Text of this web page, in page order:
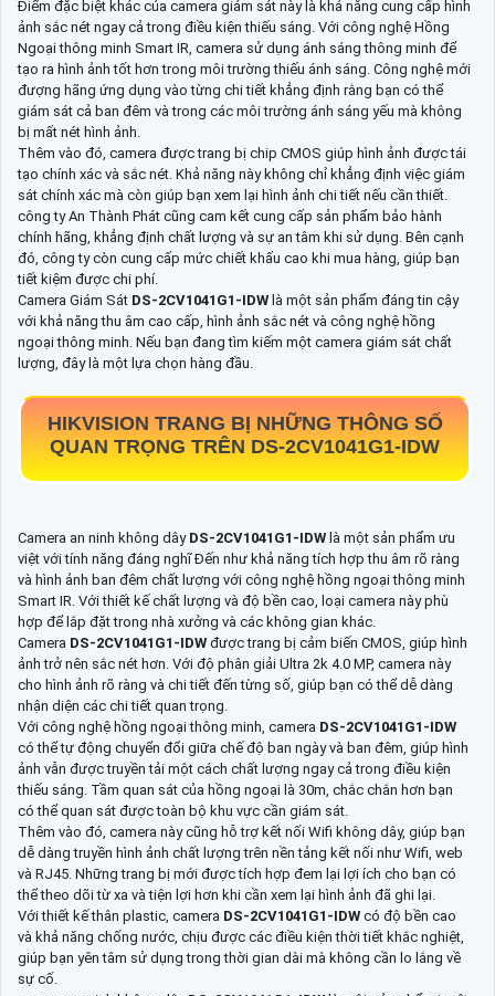
Điểm đặc biệt khác của camera giám sát này là khả năng cung cấp hình
ảnh sắc nét ngay cả trong điều kiện thiếu sáng. Với công nghệ Hồng
Ngoại thông minh Smart IR, camera sử dụng ánh sáng thông minh để
tạo ra hình ảnh tốt hơn trong môi trường thiếu ánh sáng. Công nghệ mới
đượng hãng ứng dụng vào từng chi tiết khẳng định rằng bạn có thể
giám sát cả ban đêm và trong các môi trường ánh sáng yếu mà không
bị mất nét hình ảnh.
Thêm vào đó, camera được trang bị chip CMOS giúp hình ảnh được tái
tạo chính xác và sắc nét. Khả năng này không chỉ khẳng định việc giám
sát chính xác mà còn giúp bạn xem lại hình ảnh chi tiết nếu cần thiết.
công ty An Thành Phát cũng cam kết cung cấp sản phẩm bảo hành
chính hãng, khẳng định chất lượng và sự an tâm khi sử dụng. Bên cạnh
đó, công ty còn cung cấp mức chiết khấu cao khi mua hàng, giúp bạn
tiết kiệm được chi phí.
Camera Giám Sát DS-2CV1041G1-IDW là một sản phẩm đáng tin cậy
với khả năng thu âm cao cấp, hình ảnh sắc nét và công nghệ hồng
ngoại thông minh. Nếu bạn đang tìm kiếm một camera giám sát chất
lượng, đây là một lựa chọn hàng đầu.
HIKVISION TRANG BỊ NHỮNG THÔNG SỐ
QUAN TRỌNG TRÊN DS-2CV1041G1-IDW
Camera an ninh không dây DS-2CV1041G1-IDW là một sản phẩm ưu
việt với tính năng đáng nghĩ Đến như khả năng tích hợp thu âm rõ ràng
và hình ảnh ban đêm chất lượng với công nghệ hồng ngoại thông minh
Smart IR. Với thiết kế chất lượng và độ bền cao, loại camera này phù
hợp để lắp đặt trong nhà xưởng và các không gian khác.
Camera DS-2CV1041G1-IDW được trang bị cảm biến CMOS, giúp hình
ảnh trở nên sắc nét hơn. Với độ phân giải Ultra 2k 4.0 MP, camera này
cho hình ảnh rõ ràng và chi tiết đến từng số, giúp bạn có thể dễ dàng
nhận diện các chi tiết quan trọng.
Với công nghệ hồng ngoại thông minh, camera DS-2CV1041G1-IDW
có thể tự động chuyển đổi giữa chế độ ban ngày và ban đêm, giúp hình
ảnh vẫn được truyền tải một cách chất lượng ngay cả trong điều kiện
thiếu sáng. Tầm quan sát của hồng ngoại là 30m, chắc chắn hơn bạn
có thể quan sát được toàn bộ khu vực cần giám sát.
Thêm vào đó, camera này cũng hỗ trợ kết nối Wifi không dây, giúp bạn
dễ dàng truyền hình ảnh chất lượng trên nền tảng kết nối như Wifi, web
và RJ45. Những trang bị mới được tích hợp đem lại lợi ích cho bạn có
thể theo dõi từ xa và tiện lợi hơn khi cần xem lại hình ảnh đã ghi lại.
Với thiết kế thân plastic, camera DS-2CV1041G1-IDW có độ bền cao
và khả năng chống nước, chịu được các điều kiện thời tiết khắc nghiệt,
giúp bạn yên tâm sử dụng trong thời gian dài mà không cần lo lắng về
sự cố.